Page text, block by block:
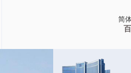
简